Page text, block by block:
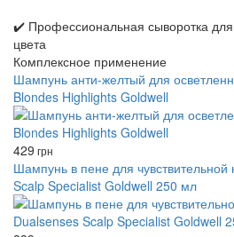
✔️ Профессиональная сыворотка
цвета
Комплексное применение
Шампунь анти-желтый для
Blondes Highlights Goldwell
429 грн
Шампунь в пене для
Scalp Specialist Goldwell 250 мл